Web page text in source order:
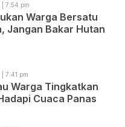
7:54 pm
Warga Bersatu
Jangan Bakar Hutan
7:41 pm
Warga Tingkatkan
Cuaca Panas